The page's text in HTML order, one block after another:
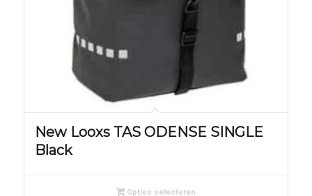
New Looxs TAS ODENSE SINGLE
Black
Opties selecteren